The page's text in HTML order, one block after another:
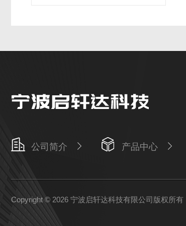
公司简介 产品中心
Copyright © 2026 宁波启轩达科技有限公司版权所有